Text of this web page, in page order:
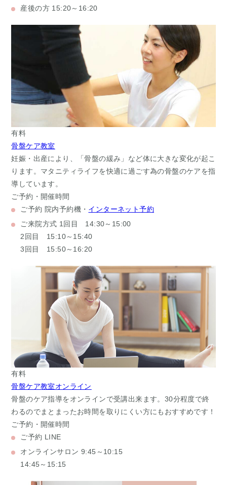
産後の方 15:20～16:20
有料
骨盤ケア教室
妊娠・出産により、「骨盤の緩み」など体に大きな変化が起こ
ります。マタニティライフを快適に過ごす為の骨盤のケアを指
導しています。
ご予約・開催時間
ご予約 院内予約機・ インターネット予約
ご来院方式 1回目 14:30～15:00
2回目 15:10～15:40
3回目 15:50～16:20
有料
骨盤ケア教室オンライン
骨盤のケア指導をオンラインで受講出来ます。30分程度で終
わるのでまとまったお時間を取りにくい方にもおすすめです！
ご予約・開催時間
ご予約 LINE
オンラインサロン 9:45～10:15
14:45～15:15